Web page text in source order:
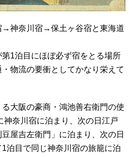
→神奈川宿→保土ヶ谷宿と東海道
1泊目にほぼ必ず宿をとる場所
物流の要衝としてかなり栄えて
る大阪の豪商・鴻池善右衛門の使
神奈川宿に泊まり、次の日江戸
屋吉左衛門」に泊まり、次の日
泊目で同じ神奈川宿の旅籠に泊